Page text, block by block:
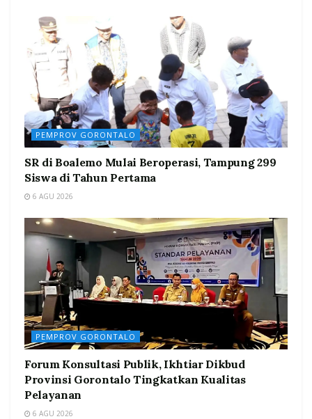
PEMPROV GORONTALO
SR di Boalemo Mulai Beroperasi, Tampung 299
Siswa di Tahun Pertama
6 AGU 2026
PEMPROV GORONTALO
Forum Konsultasi Publik, Ikhtiar Dikbud
Provinsi Gorontalo Tingkatkan Kualitas
Pelayanan
6 AGU 2026